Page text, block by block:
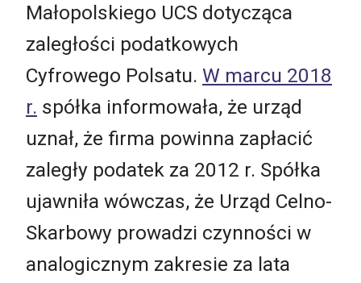
Małopolskiego UCS dotycząca
zaległości podatkowych
Cyfrowego Polsatu. W marcu 2018
r. spółka informowała, że urząd
uznał, że firma powinna zapłacić
zaległy podatek za 2012 r. Spółka
ujawniła wówczas, że Urząd Celno-
Skarbowy prowadzi czynności w
analogicznym zakresie za lata